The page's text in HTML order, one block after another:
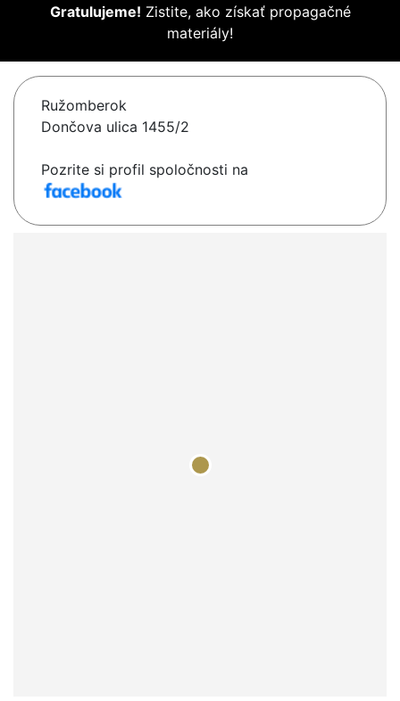
Gratulujeme! Zistite, ako získať propagačné
materiály!
Ružomberok
Dončova ulica 1455/2
Pozrite si profil spoločnosti na